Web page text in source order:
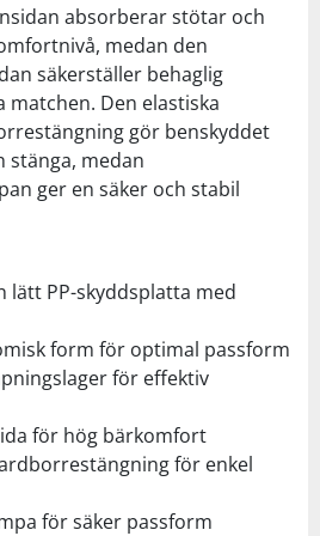
absorberar stötar och
medan den
säkerställer behaglig
matchen. Den elastiska
gör benskyddet
stänga, medan
ger en säker och stabil
lätt PP-skyddsplatta med
form för optimal passform
för effektiv
för hög bärkomfort
för enkel
för säker passform